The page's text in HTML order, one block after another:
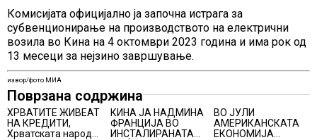
Комисијата официјално ја започна истрага за
субвенционирање на производството на електрични
возила во Кина на 4 октомври 2023 година и има рок од
13 месеци за нејзино завршување.
извор/фото МИА
Поврзана содржина
ХРВАТИТЕ ЖИВЕАТ
НА КРЕДИТИ,
Хрватската народна
КИНА ЈА НАДМИНА
ФРАНЦИЈА ВО
ИНСТАЛИРАНАТА
ВО ЈУЛИ
АМЕРИКАНСКАТА
ЕКОНОМИЈА